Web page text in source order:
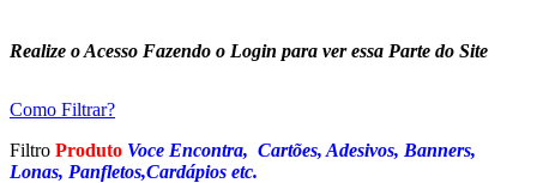
Realize o Acesso Fazendo o Login para ver essa Parte do Site
Como Filtrar?
Filtro Produto Voce Encontra, Cartões, Adesivos, Banners,
Lonas, Panfletos,Cardápios etc.